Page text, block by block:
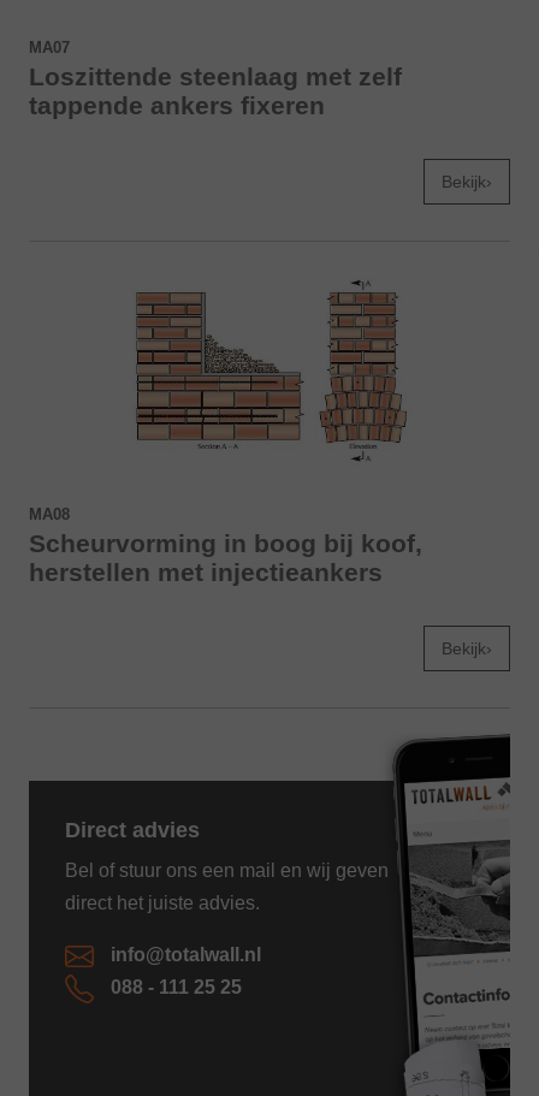
MA07
Loszittende steenlaag met zelf
tappende ankers fixeren
Bekijk›
MA08
Scheurvorming in boog bij koof,
herstellen met injectieankers
Bekijk›
Direct advies
Bel of stuur ons een mail en wij geven
direct het juiste advies.
info@totalwall.nl
088 - 111 25 25